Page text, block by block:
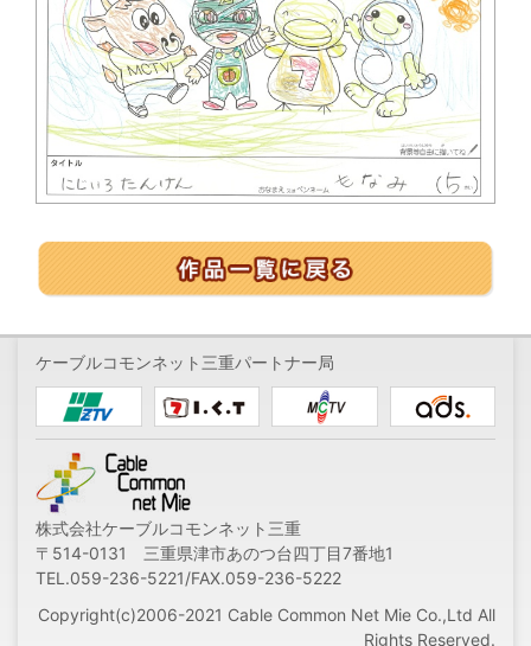
ケーブルコモンネット三重パートナー局
株式会社ケーブルコモンネット三重
〒514-0131 三重県津市あのつ台四丁目7番地1
TEL.059-236-5221/FAX.059-236-5222
Copyright(c)2006-2021 Cable Common Net Mie Co.,Ltd All
Rights Reserved.